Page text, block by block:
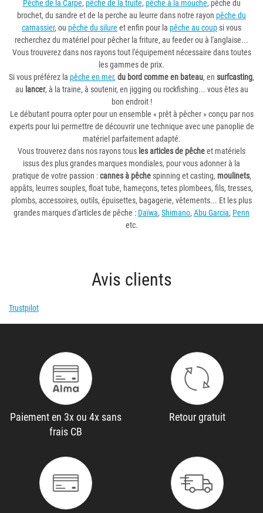
Pêche de la Carpe, pêche de la truite, pêche à la mouche, pêche du
brochet, du sandre et de la perche au leurre dans notre rayon pêche du
carnassier, ou pêche du silure et enfin pour la pêche au coup si vous
recherchez du matériel pour pêcher la friture, au feeder ou à l'anglaise...
Vous trouverez dans nos rayons tout l'équipement nécessaire dans toutes
les gammes de prix.
Si vous préférez la pêche en mer, du bord comme en bateau, en surfcasting,
au lancer, à la traine, à soutenir, en jigging ou rockfishing... vous êtes au
bon endroit !
Le débutant pourra opter pour un ensemble « prêt à pêcher » conçu par nos
experts pour lui permettre de découvrir une technique avec une panoplie de
matériel parfaitement adapté.
Vous trouverez dans nos rayons tous les articles de pêcheet matériels
issus des plus grandes marques mondiales, pour vous adonner à la
pratique de votre passion :cannes à pêchespinning et casting, moulinets,
appâts, leurres souples, float tube, hameçons, tetes plombees, fils, tresses,
plombs, accessoires, outils, épuisettes, bagagerie, vêtements... Et les plus
grandes marques d'articles de pêche : Daïwa, Shimano, Abu Garcia, Penn
etc.
Avis clients
Trustpilot
Paiement en 3x ou 4x sans
frais CB
Retour gratuit